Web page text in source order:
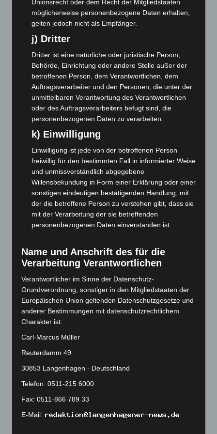
Oktober 2024(93)
September 2024(112)
Juli 2024
Juni 2024(107)
Mai 2024(149)
April 2024(102)
März 2024 (103)
Februar 2024(103)
Januar 2024(111)
Dezember 2023(130)
November 2023 (130)
Oktober 2023(114)
September 2023(133)
August 2023(134)
Mai 2023(139)
April 2023(155)
März 2023(174)
Februar 2023(154)
Januar 2023
(140)
Dezember 2022
November 2022(167)
Oktober 2022(166)
September 2022(205)
August 2022(166)
Juli 2022(133)
Unionsrecht oder dem Recht der Mitgliedstaaten
möglicherweise personenbezogene Daten erhalten,
gelten jedoch nicht als Empfänger.
j) Dritter
Dritter ist eine natürliche oder juristische Person,
Behörde, Einrichtung oder andere Stelle außer der
betroffenen Person, dem Verantwortlichen, dem
Auftragsverarbeiter und den Personen, die unter der
unmittelbaren Verantwortung des Verantwortlichen
oder des Auftragsverarbeiters befugt sind, die
personenbezogenen Daten zu verarbeiten.
k) Einwilligung
Einwilligung ist jede von der betroffenen Person
freiwillig für den bestimmten Fall in informierter Weise
und unmissverständlich abgegebene
Willensbekundung in Form einer Erklärung oder einer
sonstigen eindeutigen bestätigenden Handlung, mit
der die betroffene Person zu verstehen gibt, dass sie
mit der Verarbeitung der sie betreffenden
personenbezogenen Daten einverstanden ist.
Name und Anschrift des für die
Verarbeitung Verantwortlichen
Verantwortlicher im Sinne der Datenschutz-
Grundverordnung, sonstiger in den Mitgliedstaaten der
Europäischen Union geltenden Datenschutzgesetze und
anderer Bestimmungen mit datenschutzrechtlichem
Charakter ist:
Carl-Marcus Müller
Reuterdamm 49
30853 Langenhagen - Deutschland
Telefon: 0511-215 6000
Fax: 0511-866 789 33
E-Mail: